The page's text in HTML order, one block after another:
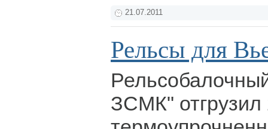
21.07.2011
Рельсы для
ЗСМК" отгрузил